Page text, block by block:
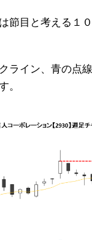
節目と考える１
ライン、青の点
。